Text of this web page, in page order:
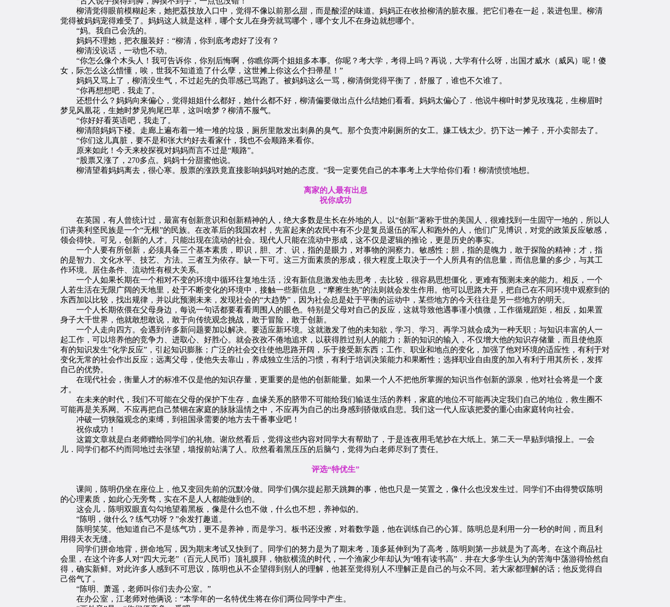
柳清觉得眼前模糊起来，她把荔技放入口中，觉得不像以前那么甜，而是酸涩的味道。妈妈正在收拾柳清的脏衣服。把它们卷在一起，装进包里。柳清
觉得被妈妈宠得难受了。妈妈这人就是这样，哪个女儿在身旁就骂哪个，哪个女儿不在身边就想哪个。
“妈。我自己会洗的。
妈妈不理她，把衣服装好：“柳清，你到底考虑好了没有？
柳清没说话，一动也不动。
“你怎么像个木头人！我可告诉你，你别后悔啊，你瞧你两个姐姐多本事。你呢？考大学，考得上吗？再说，大学有什么呀，出国才威水（威风）呢！傻
女，际怎么这么惜懂，唉，世我不知道造了什么孽，这世摊上你这么个扫帚星！”
妈妈又骂上了，柳清没生气，不过起先的负罪感已骂跑了。被妈妈这么一骂，柳清倒觉得平衡了，舒服了，谁也不欠谁了。
“你再想想吧．我走了。
还想什么？妈妈向来偏心，觉得姐姐什么都好，她什么都不好，柳清偏要做出点什么结她们看看。妈妈太偏心了．他说牛柳叶时梦见玫瑰花，生柳眉时
梦见风凰花，生她时梦见狗尾巴草，这叫啥梦？柳清不服气。
“你好好看英语吧，我走了。
柳清陪妈妈下楼。走廊上遍布着一堆一堆的垃圾，厕所里散发出刺鼻的臭气。那个负责冲刷厕所的女工。嫌工钱太少。扔下达一摊子，开小卖部去了。
“你们这儿真脏，要不是和张大约好去看家什，我也不会顺路来看你。
原来如此！今天来校探视对妈妈而言不过是“顺路”。
“股票又涨了，270多点。妈妈十分甜蜜他说。
柳清望着妈妈离去，很心寒。股票的涨跌竟直接影响妈妈对她的态度。“我一定要凭自己的本事考上大学给你们看！柳清愤愤地想。
离家的人最有出息
祝你成功
在英国，有人曾统计过，最富有创新意识和创新精神的人，绝大多数是生长在外地的人。以“创新”著称于世的美国人，很难找到一生固守一地的，所以人
们讲美利坚民族是一个“无根”的民族。在改革后的我国农村，先富起来的农民中有不少是复员退伍的军人和跑外的人，他们广见博识，对党的政策反应敏感，
领会得快。可见，创新的人才。只能出现在流动的社会。现代人只能在流动中形成，这不仅是逻辑的推论，更是历史的事实。
一个人要有所创新，必须具备三个基本素质，即识，胆、才、识，指的是眼力，对事物的洞察力。敏感性；胆，指的是魄力，敢于探险的精神；才，指
的是智力、文化水平、技艺、方法。三者互为依存。缺一下可。这三方面素质的形成，很大程度上取决于一个人所具有的信息量，而信息量的多少，与其工
作环境。居住条件、流动性有根大关系。
一个人如果长期在一个相对不变的环境中循环往复地生活，没有新信息激发他去思考，去比较，很容易思想僵化，更难有预测未来的能力。相反，一个
人若生活在无限广阔的天地里，处于不断变化的环境中，接触一些新信息，“摩擦生热”的法则就会发生作用。他可以思路大开，把自己在不同环境中观察到的
东西加以比较，找出规律，并以此预测未来，发现社会的“大趋势”，因为社会总是处于平衡的运动中，某些地方的今天往往是另一些地方的明天。
一个人长期依偎在父母身边，每说一句话都要看看周围人的眼色。特别是父母对自己的反应，这就导致他遇事谨小慎微，工作循规蹈矩，相反，如果置
身子大千世界，他就敢想敢说，敢于向传统观念挑战，敢于冒险，敢于创新。
一个人走向四方。会遇到许多新问题要加以解决。要适应新环境。这就激发了他的未知欲，学习、学习、再学习就会成为一种夭职；与知识丰富的人一
起工作，可以培养他的竞争力、进取心、好胜心。就会孜孜不倦地追求，以获得胜过别人的能力；新的知识的输入，不仅增大他的知识存储量，而且使他原
有的知识发生”化学反应”，引起知识膨胀；广泛的社会交往使他思路开阔，乐于接受新东西；工作、职业和地点的变化，加强了他对环境的适应性，有利于对
变化无常的社会作出反应；远离父母，使他失去靠山，养成独立生活的习惯，有利于培训决策能力和果断性；选择职业自由度的加入有利于用其所长，发挥
自己的优势。
在现代社会，衡量人才的标准不仅是他的知识存量，更重要的是他的创新能量。如果一个人不把他所掌握的知识当作创新的源泉，他对社会将是一个废
才。
在未来的时代，我们不可能在父母的保护下生存，血缘关系的脐带不可能给我们输送生活的养料，家庭的地位不可能再决定我们自己的地位，救生圈不
可能再是关系网。不应再把自己禁锢在家庭的脉脉温情之中，不应再为自己的出身感到骄做或自悲。我们这一代人应该把爱的重心由家庭转向社会。
冲破一切狭隘观念的束缚，到祖国录需要的地方去干番事业吧！
祝你成功！
这篇文章就是白老师赠给同学们的礼物。谢欣然看后，觉得这些内容对同学大有帮助了，于是连夜用毛笔抄在大纸上。第二天一早贴到墙报上。一会
儿．同学们都不约而同地过去张望，墙报前站满了人。欣然看着黑压压的后脑勺，觉得为白老师尽到了责任。
评选“特优生”
课间，陈明仍坐在座位上，他又变回先前的沉默冷做。同学们偶尔提起那天跳舞的事，他也只是一笑置之，像什么也没发生过。同学们不由得赞叹陈明
的心理素质，如此心无旁骛，实在不是人人都能做到的。
这会儿．陈明双眼直勾勾地望着黑板，像是什么也不做，什么也不想，养神似的。
“陈明，做什么？练气功呀？”余发打趣道。
陈明笑笑。他知道自己不是练气功，更不是养神，而是学习。板书还没擦，对着数学题，他在训练自己的心算。陈明总是利用一分一秒的时间，而且利
用得天衣无缝。
同学们拼命地背，拼命地写，因为期末考试又快到了。同学们的努力是为了期末考，顶多延伸到为了高考，陈明则第一步就是为了高考。在这个商品社
会里，在这个许多人对“四大元老”（百元人民币）顶礼膜拜，物欲横流的时代，一个渔家少年却认为“唯有读书高”．井在大多学生认为的苦海中荡游得恰然自
得，确实新鲜。对此许多人感到不可思议，陈明也从不企望得到别人的理解，他甚至觉得别人不理解正是自己的与众不同。若大家都理解的话；他反觉得自
己俗气了。
“陈明、萧遥，老师叫你们去办公室。”
在办公室，江老师对他俩说：“本学年的一名特优生将在你们两位同学中产生。